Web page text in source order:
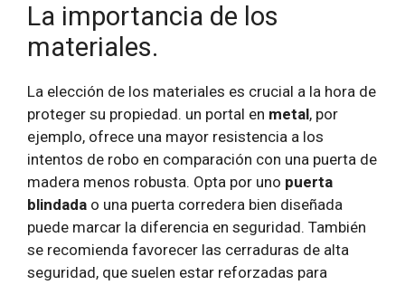
La importancia de los
materiales.
La elección de los materiales es crucial a la hora de
proteger su propiedad. un portal en metal, por
ejemplo, ofrece una mayor resistencia a los
intentos de robo en comparación con una puerta de
madera menos robusta. Opta por uno puerta
blindada o una puerta corredera bien diseñada
puede marcar la diferencia en seguridad. También
se recomienda favorecer las cerraduras de alta
seguridad, que suelen estar reforzadas para